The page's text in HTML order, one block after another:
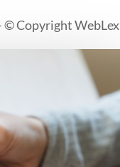
© Copyright WebLex